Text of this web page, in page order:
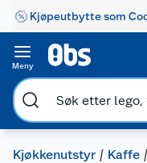
Kjøpeutbytte som
Meny
Kjøkkenutstyr Kaffe